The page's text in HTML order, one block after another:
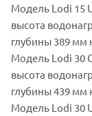
Модель Lodi 15
высота
глубины 389 мм
Модель Lodi 30
высота
глубины 439 мм
Модель Lodi 30